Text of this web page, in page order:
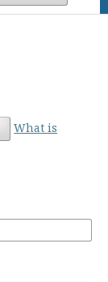
What is